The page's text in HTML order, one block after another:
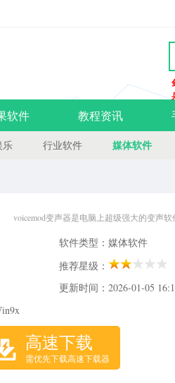
软件 教程资讯
乐 行业软件 媒体软件
voicemod变声器是电脑上超级强大的变声
软件类型：媒体软件
推荐星级：
更新时间：2026-01-05
高速下载
需优先下载高速下载器